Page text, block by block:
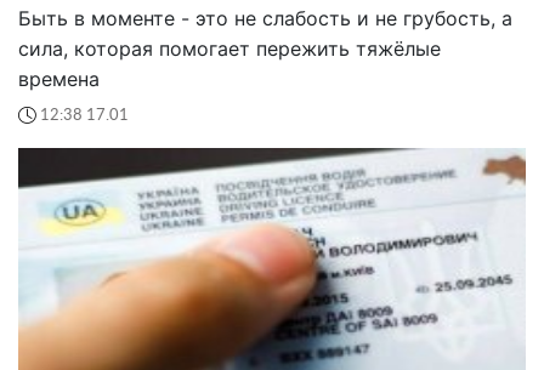
Быть в моменте - это не слабость и не грубость, а
сила, которая помогает пережить тяжёлые
времена
12:38 17.01